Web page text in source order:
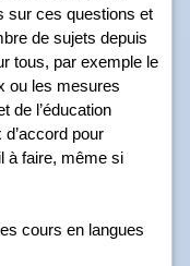
sur ces questions et
de sujets depuis
tous, par exemple le
ou les mesures
de l’éducation
pour
à faire, même si
cours en langues